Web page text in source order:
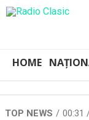
HOME
TOP NEWS 00:31